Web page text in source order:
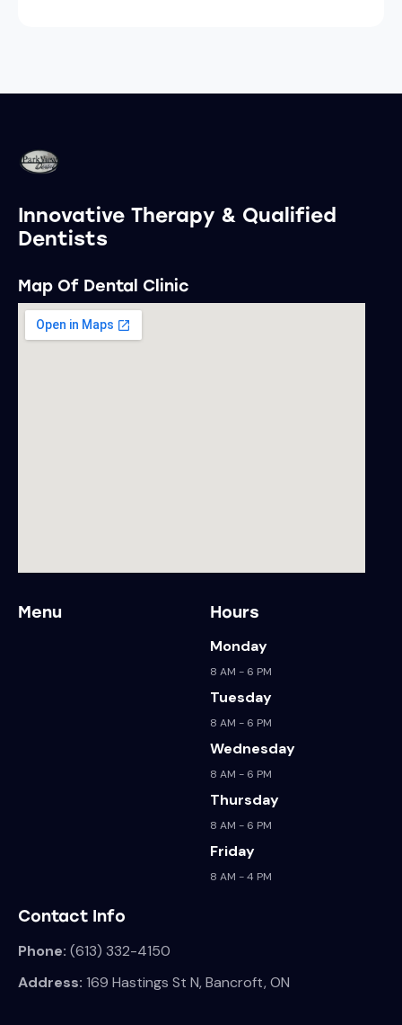
Innovative Therapy & Qualified
Dentists
Map Of Dental Clinic
Menu Hours
Monday
8 AM - 6 PM
Tuesday
8 AM - 6 PM
Wednesday
8 AM - 6 PM
Thursday
8 AM - 6 PM
Friday
8 AM - 4 PM
Contact Info
Phone: (613) 332-4150
Address: 169 Hastings St N, Bancroft, ON